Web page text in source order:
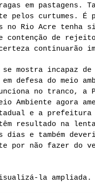
em pastagens.
pelos curtumes. É
no Rio Acre tenha
contenção de
continuarão
mostra incapaz de
defesa do meio
no tranco, a
Ambiente agora
e a prefeitura
resultado na
dias e também
por não fazer do
la ampliada.